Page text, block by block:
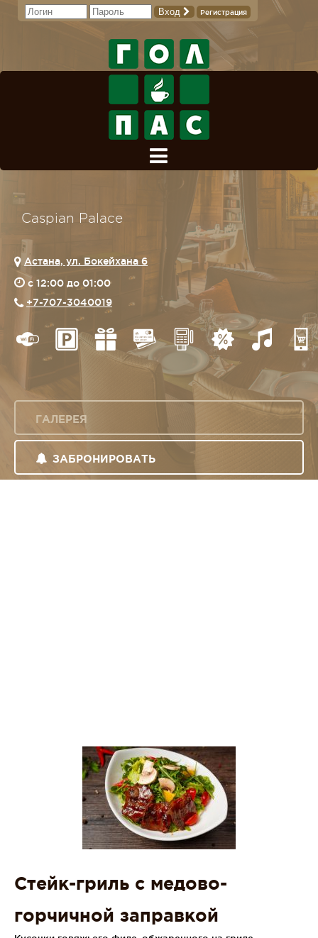
Вход Регистрация
Caspian Palace
Астана, ул. Бокейхана 6
c 12:00 до 01:00
+7-707-3040019
ГАЛЕРЕЯ
ЗАБРОНИРОВАТЬ
Стейк-гриль с медово-
горчичной заправкой